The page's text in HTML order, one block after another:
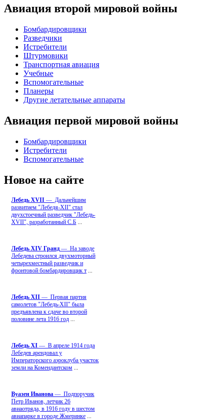
Авиация второй мировой войны
Бомбардировщики
Разведчики
Истребители
Штурмовики
Транспортная авиация
Учебные
Вспомогательные
Планеры
Другие летательные аппараты
Авиация первой мировой войны
Бомбардировщики
Истребители
Вспомогательные
Новое на сайте
Лебедь ХVII — Дальнейшим
развитием "Лебедя-ХII" стал
двухстоечный разведчик "Лебедь-
XVII", разработанный С.Б
Лебедь ХIV Гранд — На заводе
Лебедева строился двухмоторный
четырехместный разведчик и
фронтовой бомбардировщик т
Лебедь ХII — Первая партия
самолетов "Лебедь-ХII" была
предъявлена к сдаче во второй
половине лета 1916 год
Лебедь ХI — В апреле 1914 года
Лебедев арендовал у
Императорского аэроклуба участок
земли на Комендантском
Вуазен Иванова — Подпоручик
Петр Иванов, летчик 26
авиаотряда, в 1916 году в шестом
авиапарке в городе Жмеринке